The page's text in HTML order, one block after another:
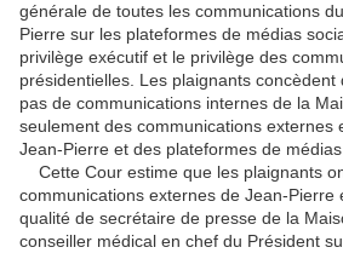
générale de toutes les communications
Pierre sur les plateformes de médias
privilège exécutif et le privilège des
présidentielles. Les plaignants
pas de communications internes de la
seulement des communications externes
Jean-Pierre et des plateformes de médias
Cette Cour estime que les plaignants
communications externes de Jean-Pierre
qualité de secrétaire de presse de la
conseiller médical en chef du Président